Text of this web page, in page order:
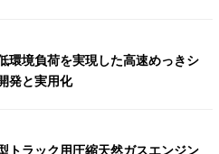
環境負荷を実現した高速めっきシ
発と実用化
トラック用圧縮天然ガスエンジン